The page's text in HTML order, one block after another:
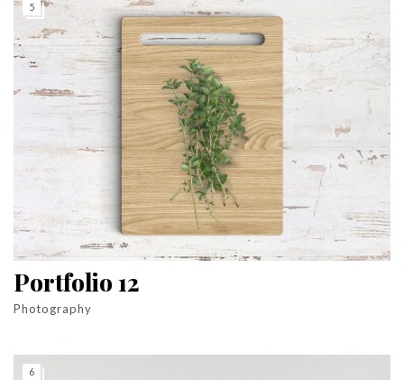
5
Portfolio 12
Photography
6